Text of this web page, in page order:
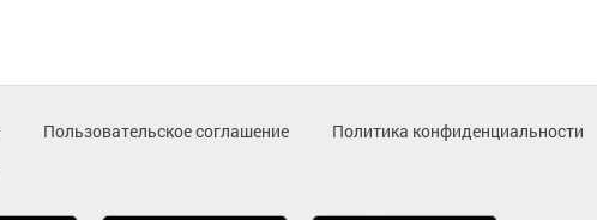
Пользовательское соглашение
Политика конфиденциальности